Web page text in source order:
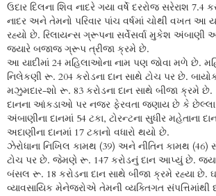
ઉદાર દિલના શિવ નાદરે ગયા વર્ષે દરરોજ સરેરાશ
નાદર અને તેમનો પરિવાર પાંચ વર્ષમાં ચોથી વખત આ
રહ્યો છે. રિલાયન્સ ગ્રૂપના સર્વેસર્વા મુકેશ અંબાણી
જ્યારે બજાજ ગ્રૂપ ત્રીજા ક્રમે છે.
આ યાદીમાં 24 મહિલાઓના નામ પણ જોવા મળે છે.
નિલેકણી રૂ. 204 કરોડના દાન સાથે ટોચ પર છે.
મઝુમદાર-શો રૂ. 83 કરોડના દાન સાથે બીજા ક્રમે છે.
દાનના આંકડાઓ પર નજર ફેરવતા જણાય છે કે
અંબાણીના દાનમાં 54 ટકા, ટોરન્ટના સુધીર મહેતાના
અદાણીના દાનમાં 17 ટકાનો વધારો થયો છે.
ઝેરોધાના નિખિલ કામથ (39) અને નીતિન કામથ (46)
ટોચ પર છે. જેમણે રૂ. 147 કરોડનું દાન આપ્યું છે. જ્યારે
બંસલ રૂ. 18 કરોડના દાન સાથે બીજા ક્રમે રહ્યા છે.
વ્યાવસાયિક મેનેજરોએ તેમની વ્યક્તિગત